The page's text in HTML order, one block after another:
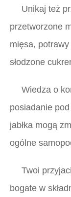
Unikaj też
przetworzone
mięsa,
słodzone
Wiedza o
posiadanie
jabłka mogą
ogólne
Twoi
bogate w